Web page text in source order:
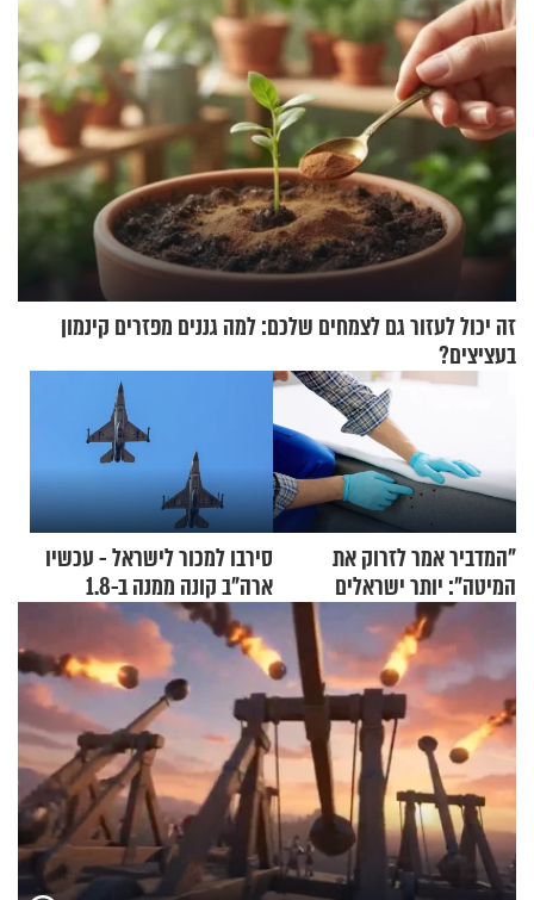
זה יכול לעזור גם לצמחים שלכם: למה גננים מפזרים קינמון
בעציצים?
"המדביר אמר לזרוק את
המיטה": יותר ישראלים
מדווחים על מכת פשפשי
המיטה
סירבו למכור לישראל - עכשיו
ארה"ב קונה ממנה ב-1.8
מיליארד דולר